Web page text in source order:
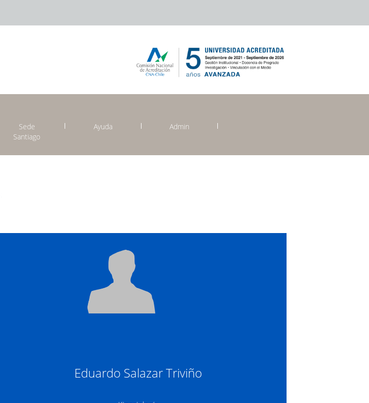
Sede
Santiago
Ayuda Admin
Eduardo Salazar Triviño